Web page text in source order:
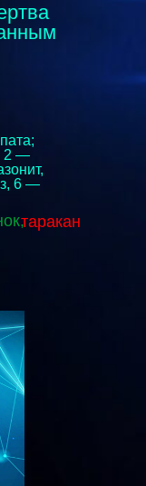
таракан
2 —
6 —